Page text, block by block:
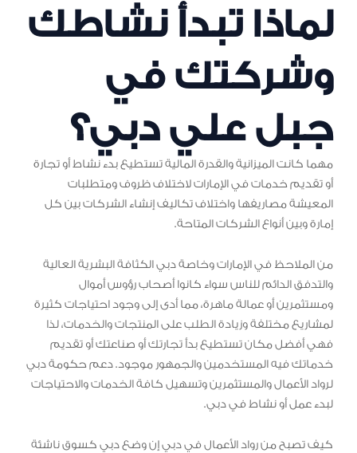
لماذا تبدأ نشاطك
وشركتك في
جبل علي دبي؟
مهما كانت الميزانية والقدرة المالية تستطيع بدء نشاط أو تجارة
أو تقديم خدمات في الإمارات لاختلاف ظروف ومتطلبات
المعيشة مصاريفها واختلاف تكاليف إنشاء الشركات بين كل
إمارة وبين أنواع الشركات المتاحة.
من الملاحظ في الإمارات وخاصة دبي الكثافة البشرية العالية
والتدفق الدائم للناس سواء كانوا أصحاب رؤوس أموال
ومستثمرين أو عمالة ماهرة، مما أدى إلى وجود احتياجات كثيرة
لمشاريع مختلفة وزيادة الطلب على المنتجات والخدمات، لذا
فهي أفضل مكان تستطيع بدأ تجارتك أو صناعتك أو تقديم
خدماتك فيه المستخدمين والجمهور موجود. دعم حكومة دبي
لرواد الأعمال والمستثمرين وتسهيل كافة الخدمات والاحتياجات
لبدء عمل أو نشاط في دبي.
كيف تصبح من رواد الأعمال في دبي إن وضع دبي كسوق ناشئة